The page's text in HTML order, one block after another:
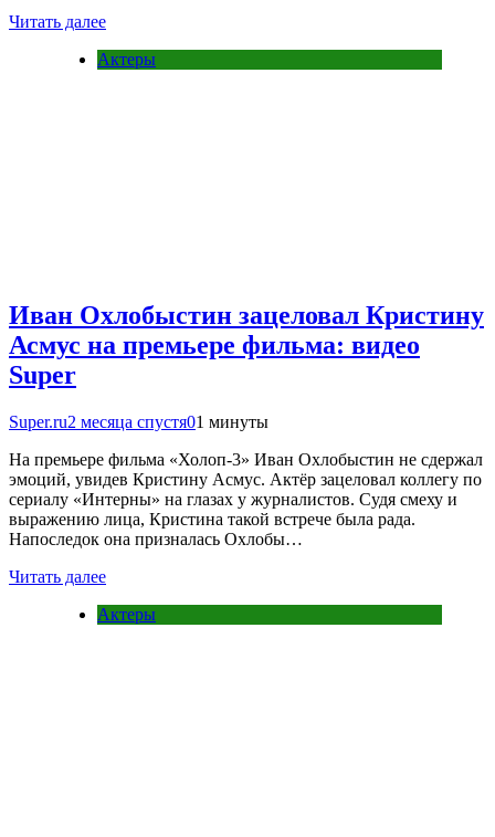
Читать далее
Актеры
Иван Охлобыстин зацеловал Кристину
Асмус на премьере фильма: видео
Super
Super.ru2 месяца спустя01 минуты
На премьере фильма «Холоп-3» Иван Охлобыстин не сдержал
эмоций, увидев Кристину Асмус. Актёр зацеловал коллегу по
сериалу «Интерны» на глазах у журналистов. Судя смеху и
выражению лица, Кристина такой встрече была рада.
Напоследок она призналась Охлобы…
Читать далее
Актеры